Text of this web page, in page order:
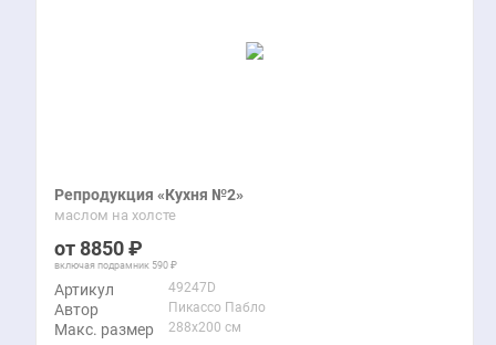
Репродукция «Кухня №2»
маслом на холсте
8850
включая подрамник 590
Артикул 49247D
Автор Пикассо Пабло
Макс. размер 288x200 см